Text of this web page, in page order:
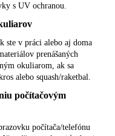
s UV ochranou.
ste v práci alebo aj doma
prenášaných
okuliarom, ak sa
alebo squash/raketbal.
počítačovým
počítača/telefónu